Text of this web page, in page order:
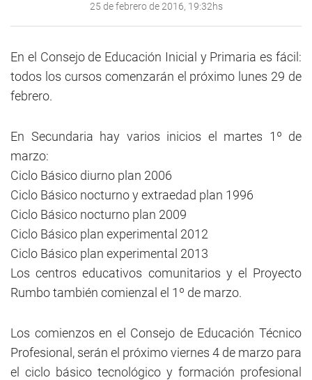
25 de febrero de 2016, 19:32hs
En el Consejo de Educación Inicial y Primaria es fácil:
todos los cursos comenzarán el próximo lunes 29 de
febrero.
En Secundaria hay varios inicios el martes 1º de
marzo:
Ciclo Básico diurno plan 2006
Ciclo Básico nocturno y extraedad plan 1996
Ciclo Básico nocturno plan 2009
Ciclo Básico plan experimental 2012
Ciclo Básico plan experimental 2013
Los centros educativos comunitarios y el Proyecto
Rumbo también comienzal el 1º de marzo.
Los comienzos en el Consejo de Educación Técnico
Profesional, serán el próximo viernes 4 de marzo para
el ciclo básico tecnológico y formación profesional